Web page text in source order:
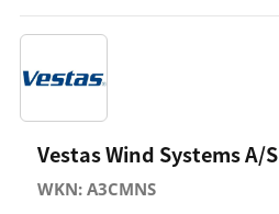
Vestas Wind Systems A/S
WKN: A3CMNS